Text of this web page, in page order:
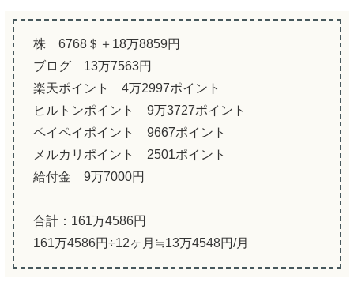
株 6768＄＋18万8859円
ブログ 13万7563円
楽天ポイント 4万2997ポイント
ヒルトンポイント 9万3727ポイント
ペイペイポイント 9667ポイント
メルカリポイント 2501ポイント
給付金 9万7000円
合計：161万4586円
161万4586円÷12ヶ月≒13万4548円/月